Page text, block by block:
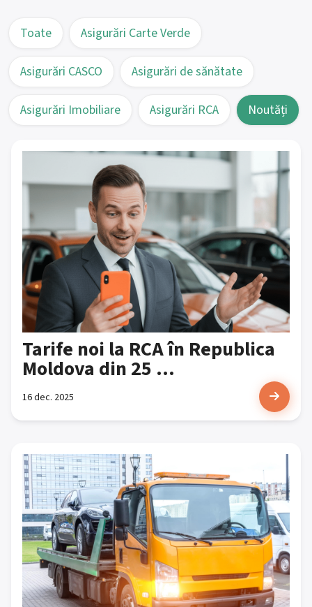
Toate Asigurări Carte Verde
Asigurări CASCO Asigurări de sănătate
Asigurări Imobiliare Asigurări RCA Noutăți
Tarife noi la RCA în Republica
Moldova din 25 ...
16 dec. 2025